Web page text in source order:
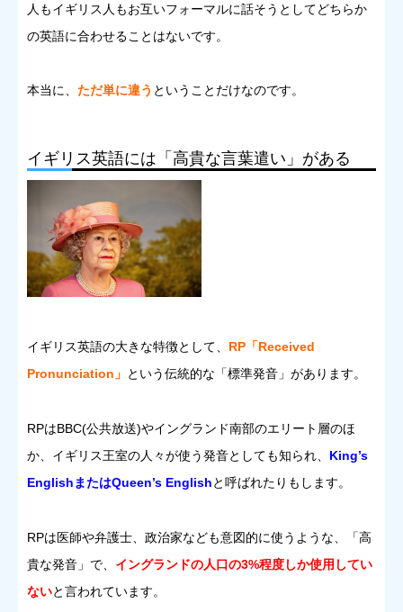
人もイギリス人もお互いフォーマルに話そうとしてどちらか
の英語に合わせることはないです。
本当に、 ただ単に違う ということだけなのです。
イギリス英語には「高貴な言葉遣い」がある
イギリス英語の大きな特徴として、 RP「Received
Pronunciation」 という伝統的な「標準発音」があります。
RPはBBC(公共放送)やイングランド南部のエリート層のほ
か、イギリス王室の人々が使う発音としても知られ、 King’s
EnglishまたはQueen’s Englishと呼ばれたりもします。
RPは医師や弁護士、政治家なども意図的に使うような、「高
貴な発音」で、 イングランドの人口の3%程度しか使用してい
ないと言われています。